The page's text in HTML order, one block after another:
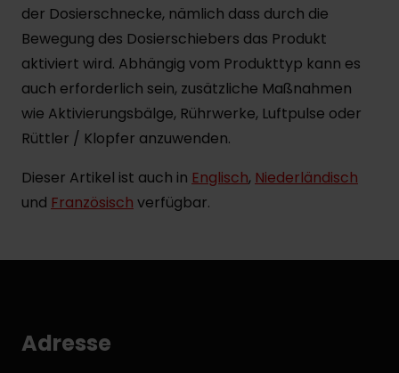
der Dosierschnecke, nämlich dass durch die
Bewegung des Dosierschiebers das Produkt
aktiviert wird. Abhängig vom Produkttyp kann es
auch erforderlich sein, zusätzliche Maßnahmen
wie Aktivierungsbälge, Rührwerke, Luftpulse oder
Rüttler / Klopfer anzuwenden.
Dieser Artikel ist auch in Englisch, Niederländisch
und Französisch verfügbar.
Adresse